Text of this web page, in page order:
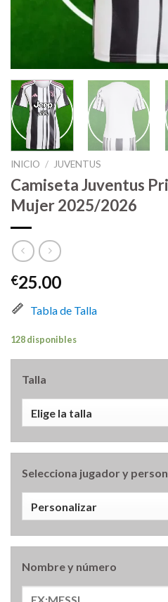
INICIO / JUVENTUS
Camiseta Juventus
Mujer 2025/2026
€25.00
Tabla de Talla
128 disponibles
Talla
Selecciona jugador y
Nombre y número